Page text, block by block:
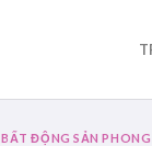
BẤT ĐỘNG SẢN